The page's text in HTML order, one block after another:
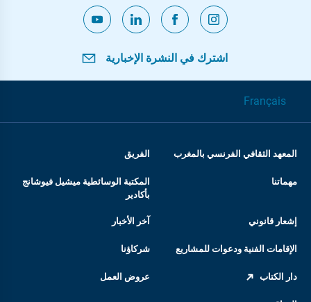
اشترك في النشرة الإخبارية
Français
المعهد الثقافي الفرنسي بالمغرب الفريق
مهماتنا
المكتبة الوسائطية ميشيل فيوشانج
بأكادير
إشعار قانوني آخر الأخبار
الإقامات الفنية ودعوات للمشاريع شركاؤنا
دار الكتاب عروض العمل